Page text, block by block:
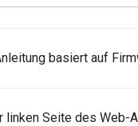
basiert auf
linken Seite des Web-